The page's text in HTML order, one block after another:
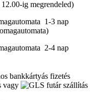
ig megrendeled)
1-3 nap
2-4 nap
vagy